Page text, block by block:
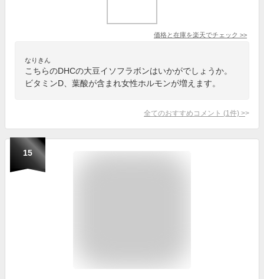
価格と在庫を楽天でチェック >>
なりきん
こちらのDHCの大豆イソフラボンはいかがでしょうか。
ビタミンD、葉酸が含まれ女性ホルモンが増えます。
全てのおすすめコメント (1 件) >
15